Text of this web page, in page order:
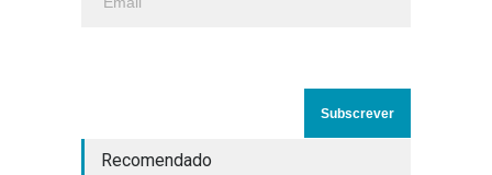
Recomendado